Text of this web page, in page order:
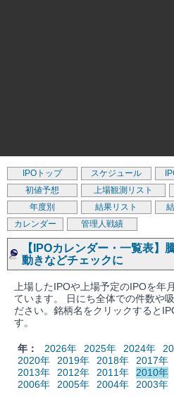
IPOトップ スケジュール
初値予想
上場観測リスト
年度別
結果リスト
カレンダー
管理人戦績
【IPOカレンダー・一覧表】
動きなどチェックに
上場したIPOや上場予定のIPOを年
ています。 日にち全体での件数や
ださい。銘柄名をクリックすると
す。
年： 2026年 2025年 2024年
2020年
2019年 2018年 2017年
2013年
2012年 2011年 2010年
2006年
2005年 2004年 2003年